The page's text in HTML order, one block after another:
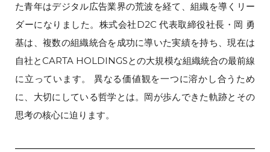
た青年はデジタル広告業界の荒波を経て、組織を導くリー
ダーになりました。株式会社D2C 代表取締役社長・岡 勇
基は、複数の組織統合を成功に導いた実績を持ち、現在は
自社とCARTA HOLDINGSとの大規模な組織統合の最前線
に立っています。 異なる価値観を一つに溶かし合うため
に、大切にしている哲学とは。岡が歩んできた軌跡とその
思考の核心に迫ります。